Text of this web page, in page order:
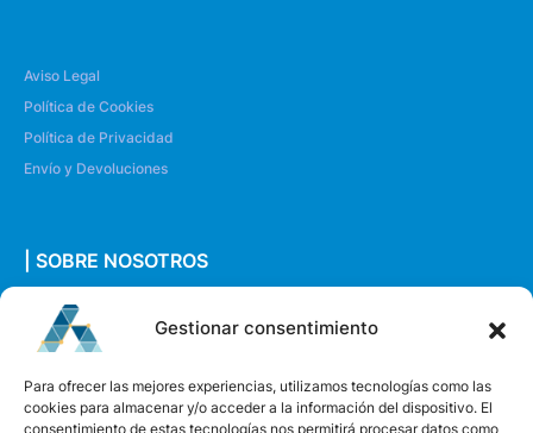
Gestionar consentimiento
Para ofrecer las mejores experiencias, utilizamos tecnologías como las
cookies para almacenar y/o acceder a la información del dispositivo. El
consentimiento de estas tecnologías nos permitirá procesar datos como
Aviso Legal
Política de Cookies
Política de Privacidad
Envío y Devoluciones
| SOBRE NOSOTROS
Quiénes somos
Envíanos un mensaje